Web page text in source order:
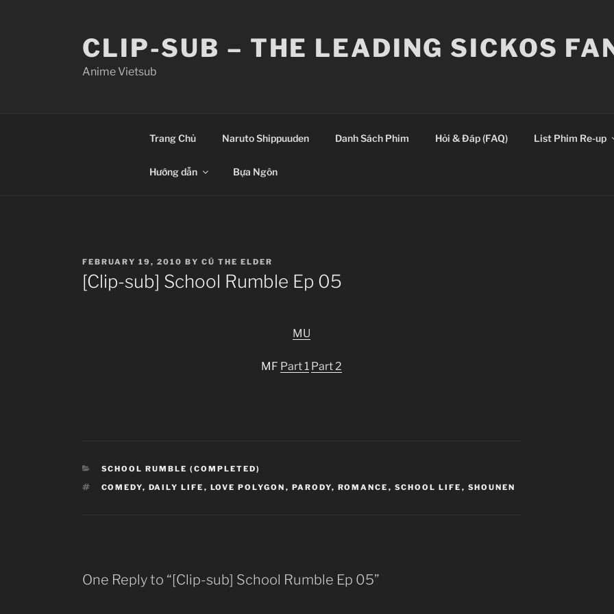
CLIP-SUB – THE LEADING SICKOS
Anime Vietsub
Trang Chủ Naruto Shippuuden Danh Sách Phim Hỏi & Đáp (FAQ) List Phim Re-up
Hướng dẫn Bựa Ngôn
POSTED
ON
FEBRUARY 19, 2010 BY CÚ THE ELDER
[Clip-sub] School Rumble Ep 05
MU
MF Part 1 Part 2
CATEGORIES
SCHOOL RUMBLE (COMPLETED)
TAGS
COMEDY, DAILY LIFE , LOVE POLYGON , PARODY, ROMANCE , SCHOOL LIFE , SHOUNEN
One Reply to “[Clip-sub] School Rumble Ep 05”